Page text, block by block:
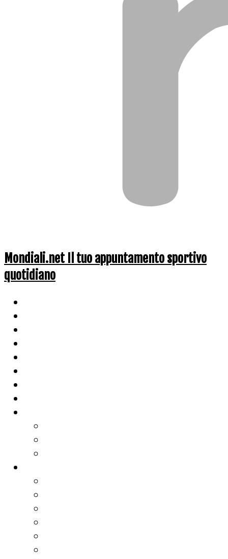
Mondiali.net Il tuo appuntamento sportivo
quotidiano